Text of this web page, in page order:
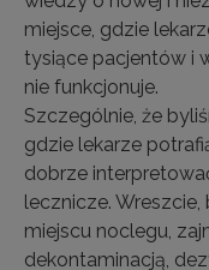
miejsce, gdzie
tysiące pacjentów i
nie funkcjonuje.
Szczególnie, że
gdzie lekarze
dobrze
lecznicze. Wreszcie,
miejscu noclegu,
dekontaminacją,